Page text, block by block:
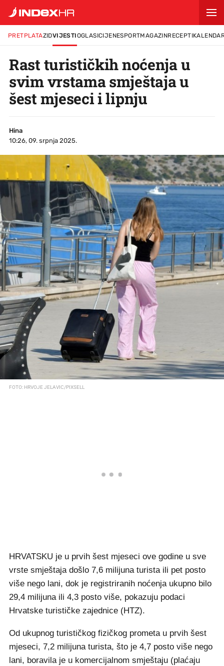
PRETPLATAZIDVIJESTIOGLASICIJENESPORTMAGAZINRECEPTI
Rast turističkih noćenja u
svim vrstama smještaja u
šest mjeseci i lipnju
Hina
10:26, 09. srpnja 2025.
FOTO: HRVOJE JELAVIC/PIXSELL
HRVATSKU je u prvih šest mjeseci ove godine u sve
vrste smještaja došlo 7,6 milijuna turista ili pet posto
više nego lani, dok je registriranih noćenja ukupno bilo
29,4 milijuna ili 4,3 posto više, pokazuju podaci
Hrvatske turističke zajednice (HTZ).
Od ukupnog turističkog fizičkog prometa u prvih šest
mjeseci, 7,2 milijuna turista, što je 4,7 posto više nego
lani, boravila je u komercijalnom smještaju (plaćaju